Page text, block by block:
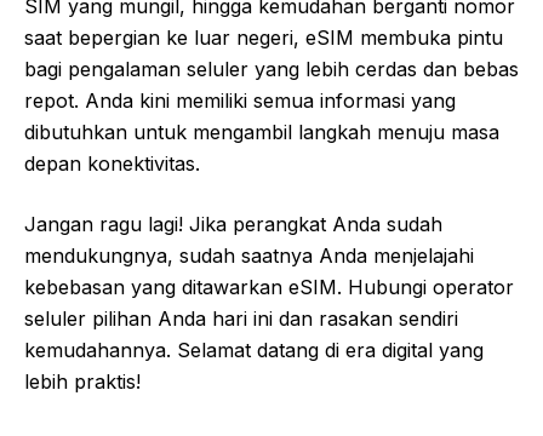
SIM yang mungil, hingga kemudahan berganti nomor
saat bepergian ke luar negeri, eSIM membuka pintu
bagi pengalaman seluler yang lebih cerdas dan bebas
repot. Anda kini memiliki semua informasi yang
dibutuhkan untuk mengambil langkah menuju masa
depan konektivitas.
Jangan ragu lagi! Jika perangkat Anda sudah
mendukungnya, sudah saatnya Anda menjelajahi
kebebasan yang ditawarkan eSIM. Hubungi operator
seluler pilihan Anda hari ini dan rasakan sendiri
kemudahannya. Selamat datang di era digital yang
lebih praktis!